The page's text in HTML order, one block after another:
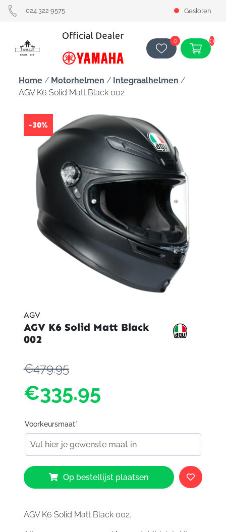
024 322 9575 Gesloten
0 0
Home / Motorhelmen / Integraalhelmen /
AGV K6 Solid Matt Black 002
-30%
AGV
AGV K6 Solid Matt Black
002
€479.95
€335.95
Voorkeursmaat*
AGV
K6
Solid
Black
Op bestellijst plaatsen
AGV K6 Solid Matt Black 002.